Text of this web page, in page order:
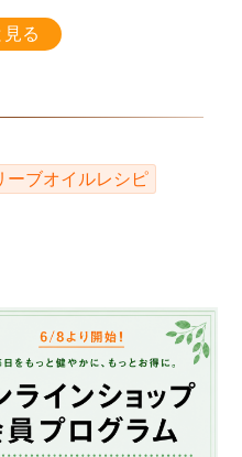
見る
ーブオイルレシピ